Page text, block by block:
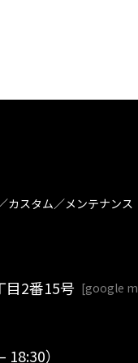
カスタム／メンテナンス
目2番15号 [google
）